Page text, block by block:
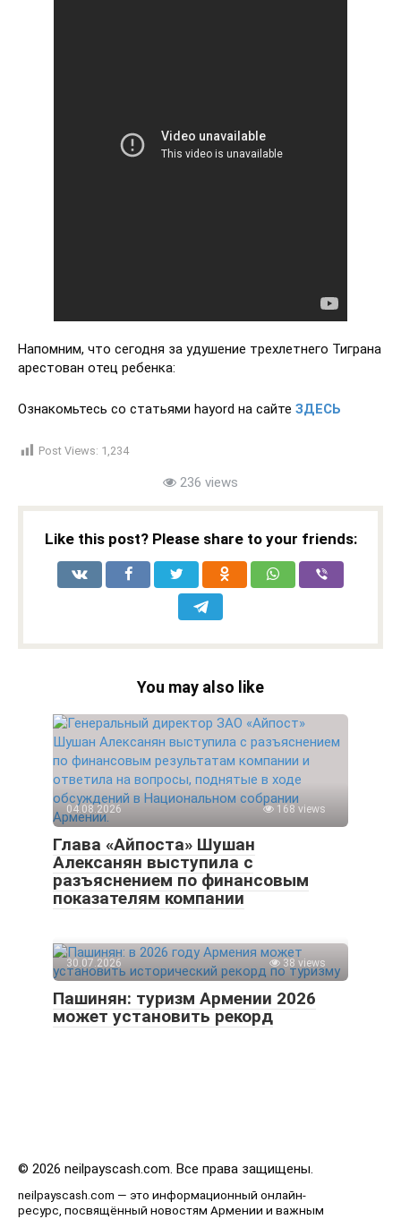
Напомним, что сегодня за удушение трехлетнего Тиграна
арестован отец ребенка:
Ознакомьтесь со статьями hayord на сайте ЗДЕСЬ
Post Views: 1,234
236 views
Like this post? Please share to your friends:
You may also like
04.08.2026 168 views
Глава «Айпоста» Шушан
Алексанян выступила с
разъяснением по финансовым
показателям компании
30.07.2026 38 views
Пашинян: туризм Армении 2026
может установить рекорд
© 2026 neilpayscash.com. Все права защищены.
neilpayscash.com — это информационный онлайн-
ресурс, посвящённый новостям Армении и важным